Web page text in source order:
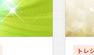
トレ